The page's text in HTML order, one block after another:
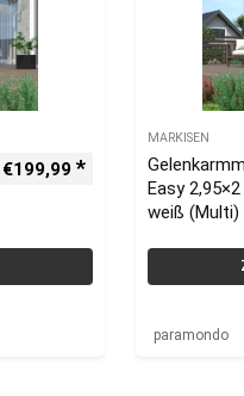
€199,99
MARKISEN
Easy
weiß (Multi)
Markise
paramondo